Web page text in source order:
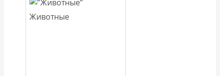
Животные